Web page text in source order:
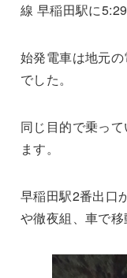
線 早稲田駅に
始発電車は地元
でした。
同じ目的で乗っ
ます。
早稲田駅2番出口
や徹夜組、車で移